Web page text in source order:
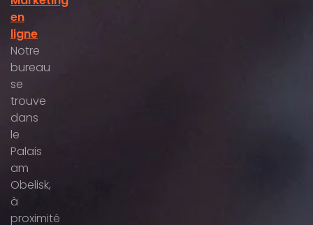
en
ligne
Notre
bureau
se
trouve
dans
le
Palais
am
Obelisk,
à
proximité